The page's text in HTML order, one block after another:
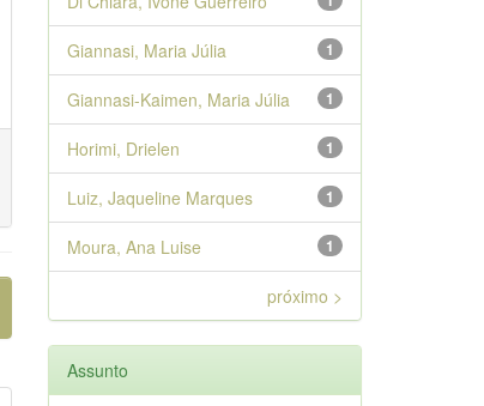
1
Giannasi, Maria Júlia
1
Giannasi-Kaimen, Maria Júlia
1
Horimi, Drielen
1
Luiz, Jaqueline Marques
1
Moura, Ana Luise
próximo >
Assunto